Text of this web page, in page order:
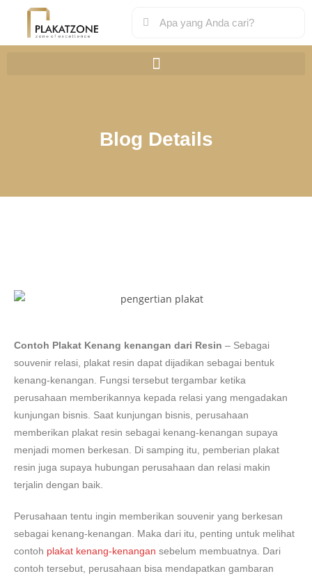
Blog Details
Contoh Plakat Kenang kenangan dari Resin – Sebagai
souvenir relasi, plakat resin dapat dijadikan sebagai bentuk
kenang-kenangan. Fungsi tersebut tergambar ketika
perusahaan memberikannya kepada relasi yang mengadakan
kunjungan bisnis. Saat kunjungan bisnis, perusahaan
memberikan plakat resin sebagai kenang-kenangan supaya
menjadi momen berkesan. Di samping itu, pemberian plakat
resin juga supaya hubungan perusahaan dan relasi makin
terjalin dengan baik.
Perusahaan tentu ingin memberikan souvenir yang berkesan
sebagai kenang-kenangan. Maka dari itu, penting untuk melihat
contoh plakat kenang-kenangan sebelum membuatnya. Dari
contoh tersebut, perusahaan bisa mendapatkan gambaran